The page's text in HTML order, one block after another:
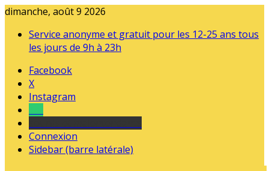
dimanche, août 9 2026
Service anonyme et gratuit pour les 12-25 ans tous
les jours de 9h à 23h
Facebook
X
Instagram
Connexion
Sidebar (barre latérale)